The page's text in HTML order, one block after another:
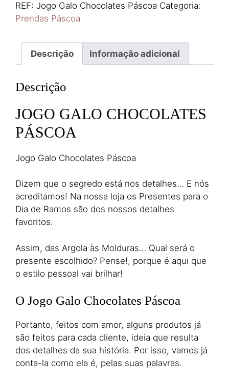
Chocolates
Páscoa
REF: Jogo Galo Chocolates Páscoa Categoria:
Prendas Páscoa
Descrição Informação adicional
Descrição
JOGO GALO CHOCOLATES
PÁSCOA
Jogo Galo Chocolates Páscoa
Dizem que o segredo está nos detalhes… E nós
acreditamos! Na nossa loja os Presentes para o
Dia de Ramos são dos nossos detalhes
favoritos.
Assim, das Argola às Molduras… Qual será o
presente escolhido? Pense!, porque é aqui que
o estilo pessoal vai brilhar!
O Jogo Galo Chocolates Páscoa
Portanto, feitos com amor, alguns produtos já
são feitos para cada cliente, ideia que resulta
dos detalhes da sua história. Por isso, vamos já
conta-la como ela é, pelas suas palavras.